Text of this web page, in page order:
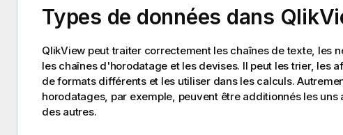
Types de données dans
QlikView peut traiter correctement les chaînes de texte, les
les chaînes d'horodatage et les devises. Il peut les trier, les
de formats différents et les utiliser dans les calculs.
horodatages, par exemple, peuvent être additionnés les uns
des autres.